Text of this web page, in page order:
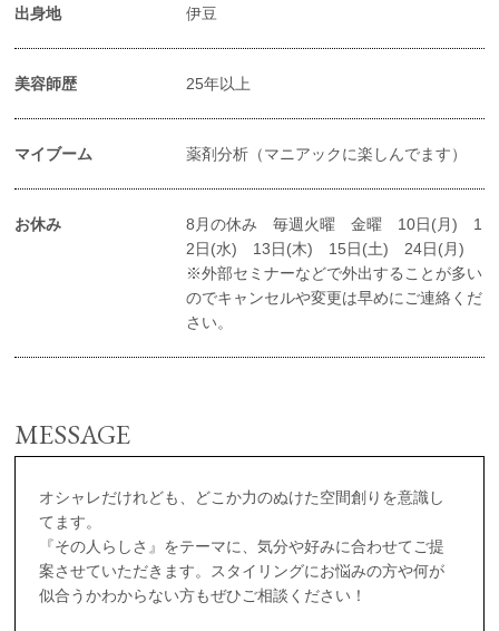
出身地 伊豆
美容師歴 25年以上
マイブーム 薬剤分析（マニアックに楽しんでます）
お休み
8月の休み 毎週火曜 金曜 10日(月) 1
2日(水) 13日(木) 15日(土) 24日(月)
※外部セミナーなどで外出することが多い
のでキャンセルや変更は早めにご連絡くだ
さい。
MESSAGE
オシャレだけれども、どこか力のぬけた空間創りを意識し
てます。
『その人らしさ』をテーマに、気分や好みに合わせてご提
案させていただきます。スタイリングにお悩みの方や何が
似合うかわからない方もぜひご相談ください！